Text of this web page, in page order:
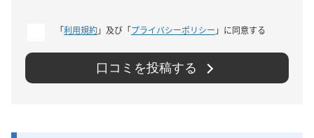
「利用規約」及び「プライバシーポリシー 」に同意する
口コミを投稿する